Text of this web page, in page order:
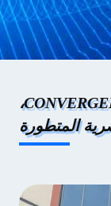
Huajiayu تتألق في CONVERGENCE 2026،
المتطورة